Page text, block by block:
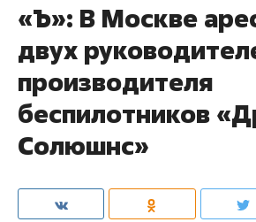
«Ъ»: В Москве
двух
производителя
беспилотников
Солюшнс»